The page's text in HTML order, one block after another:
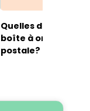
Quelles
boîte à oreilles et
postale?